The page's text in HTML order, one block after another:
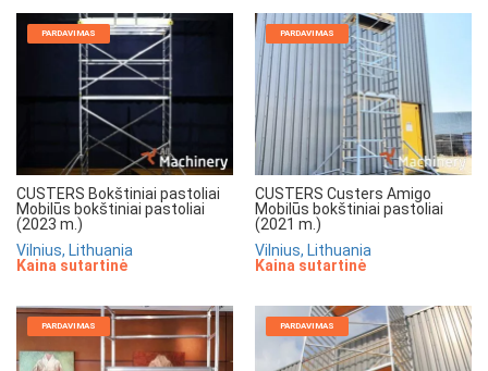
PARDAVIMAS
CUSTERS Bokštiniai pastoliai
Mobilūs bokštiniai pastoliai
(2023 m.)
Vilnius, Lithuania
Kaina sutartinė
PARDAVIMAS
CUSTERS Custers Amigo
Mobilūs bokštiniai pastoliai
(2021 m.)
Vilnius, Lithuania
Kaina sutartinė
PARDAVIMAS PARDAVIMAS